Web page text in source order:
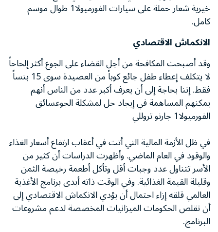
خيرية شعار حملة على سيارات الفورميولا1 طوال موسم
كامل.
الانكماش الاقتصادي
وقد أصبحت المكافحة من أجل القضاء على الجوع أكثر إلحاحاً
لا يتكلف إعطاء طفل جائع كوباً من العصيدة سوى 15 بنساً
فقط. إننا بحاجة إلى أن يعرف أكبر عدد من الناس أنهم
يمكنهم المساهمة في إيجاد حل لمشكلة الجوعسائق
الفورميولا1 جارنو تروللي
في ظل الأزمة المالية التي أتت في أعقاب ارتفاع أسعار الغذاء
والوقود في العام الماضي. وأظهرت الدراسات أن كثير من
الأسر تتناول عدد وجبات أقل وتأكل أطعمة رخيصة الثمن
وقليلة القيمة الغذائية. وفي الوقت ذاته أبدى برنامج الأغذية
العالمي قلقه إزاء احتمال أن يؤدي الانكماش الاقتصادي إلى
أن تقلص الحكومات الميزانيات المخصصة لدعم مشروعات
البرنامج.